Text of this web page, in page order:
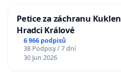
Petice za záchranu
Hradci Králové
6 966 podpisů
38 Podpisy / 7 dní
30 Jun 2026